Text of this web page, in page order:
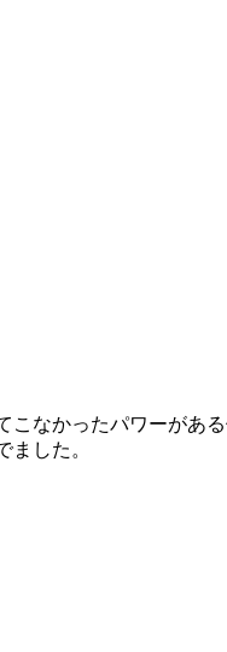
こなかったパワーがあ
ました。